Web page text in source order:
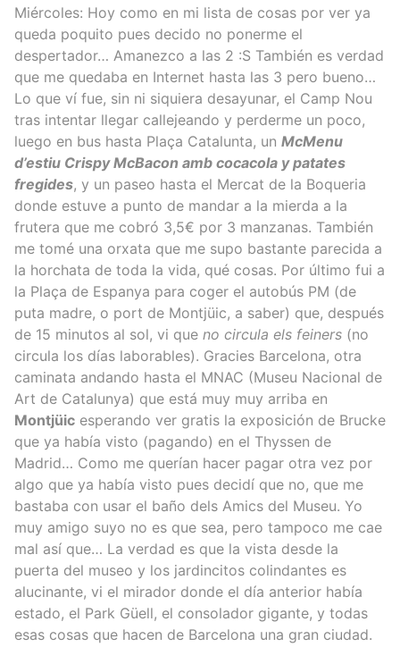
Miércoles: Hoy como en mi lista de cosas por ver ya
queda poquito pues decido no ponerme el
despertador… Amanezco a las 2 :S También es verdad
que me quedaba en Internet hasta las 3 pero bueno…
Lo que ví fue, sin ni siquiera desayunar, el Camp Nou
tras intentar llegar callejeando y perderme un poco,
luego en bus hasta Plaça Catalunta, un McMenu
d’estiu Crispy McBacon amb cocacola y patates
fregides, y un paseo hasta el Mercat de la Boqueria
donde estuve a punto de mandar a la mierda a la
frutera que me cobró 3,5€ por 3 manzanas. También
me tomé una orxata que me supo bastante parecida a
la horchata de toda la vida, qué cosas. Por último fui a
la Plaça de Espanya para coger el autobús PM (de
puta madre, o port de Montjüic, a saber) que, después
de 15 minutos al sol, vi que no circula els feiners (no
circula los días laborables). Gracies Barcelona, otra
caminata andando hasta el MNAC (Museu Nacional de
Art de Catalunya) que está muy muy arriba en
Montjüic esperando ver gratis la exposición de Brucke
que ya había visto (pagando) en el Thyssen de
Madrid… Como me querían hacer pagar otra vez por
algo que ya había visto pues decidí que no, que me
bastaba con usar el baño dels Amics del Museu. Yo
muy amigo suyo no es que sea, pero tampoco me cae
mal así que… La verdad es que la vista desde la
puerta del museo y los jardincitos colindantes es
alucinante, vi el mirador donde el día anterior había
estado, el Park Güell, el consolador gigante, y todas
esas cosas que hacen de Barcelona una gran ciudad.